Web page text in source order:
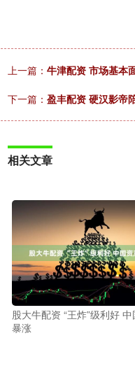
上一篇： 牛津配资 市场基本
下一篇： 盈丰配资 硬汉影帝
相关文章
股大牛配资 “王炸”级利好
暴涨